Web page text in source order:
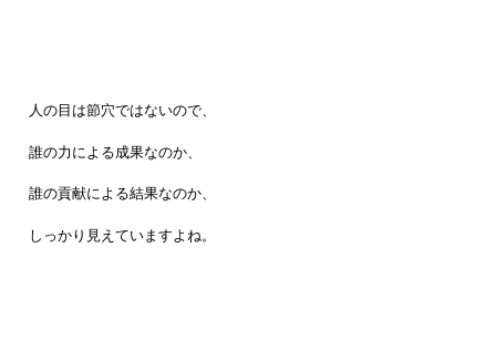
人の目は節穴ではないので、
誰の力による成果なのか、
誰の貢献による結果なのか、
しっかり見えていますよね。